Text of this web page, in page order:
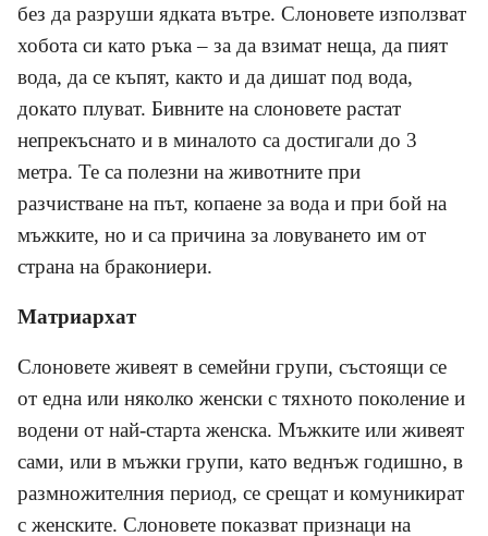
без да разруши ядката вътре. Слоновете използват
хобота си като ръка – за да взимат неща, да пият
вода, да се къпят, както и да дишат под вода,
докато плуват. Бивните на слоновете растат
непрекъснато и в миналото са достигали до 3
метра. Те са полезни на животните при
разчистване на път, копаене за вода и при бой на
мъжките, но и са причина за ловуването им от
страна на бракониери.
Матриархат
Слоновете живеят в семейни групи, състоящи се
от една или няколко женски с тяхното поколение и
водени от най-старта женска. Мъжките или живеят
сами, или в мъжки групи, като веднъж годишно, в
размножителния период, се срещат и комуникират
с женските. Слоновете показват признаци на